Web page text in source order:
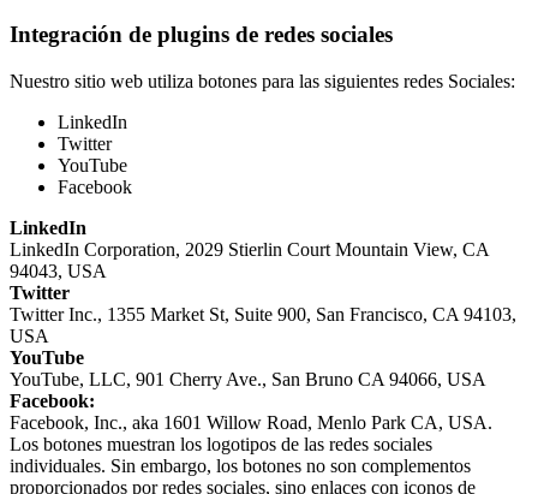
Integración de plugins de redes sociales
Nuestro sitio web utiliza botones para las siguientes redes Sociales:
LinkedIn
Twitter
YouTube
Facebook
LinkedIn
LinkedIn Corporation, 2029 Stierlin Court Mountain View, CA
94043, USA
Twitter
Twitter Inc., 1355 Market St, Suite 900, San Francisco, CA 94103,
USA
YouTube
YouTube, LLC, 901 Cherry Ave., San Bruno CA 94066, USA
Facebook:
Facebook, Inc., aka 1601 Willow Road, Menlo Park CA, USA.
Los botones muestran los logotipos de las redes sociales
individuales. Sin embargo, los botones no son complementos
proporcionados por redes sociales, sino enlaces con iconos de